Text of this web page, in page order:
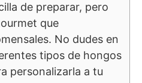
de preparar, pero
que
No dudes en
tipos de hongos
personalizarla a tu